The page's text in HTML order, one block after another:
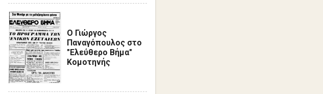
Ο Γιώργος
Παναγόπουλος στο
"Ελεύθερο Βήμα"
Κομοτηνής